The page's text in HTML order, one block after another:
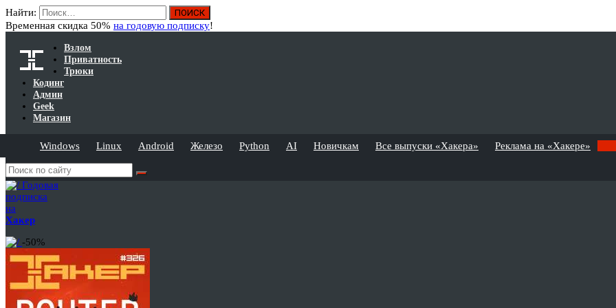
Найти:
Временная скидка 50% на годовую подписку!
Взлом
Приватность
Трюки
Кодинг
Админ
Geek
Магазин
Windows Linux Android Железо Python AI Новичкам Все выпуски «Хакера» Реклама на «Хакере»
Годовая
подписка
на
Хакер
-50%